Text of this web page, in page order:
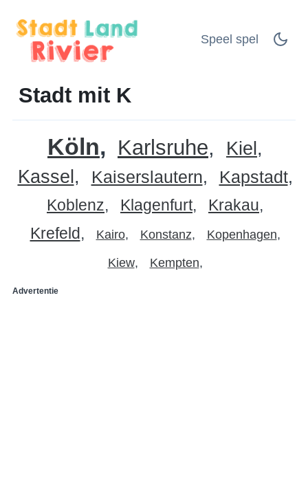
Speel spel
Stadt mit K
Köln Karlsruhe
Kiel
Kassel
Kaiserslautern Kapstadt
Koblenz Klagenfurt
Krakau
Krefeld
Kairo Konstanz Kopenhagen
Kiew Kempten
Advertentie